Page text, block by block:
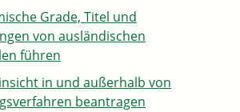
Grade, Titel und
von ausländischen
führen
in und außerhalb von
beantragen